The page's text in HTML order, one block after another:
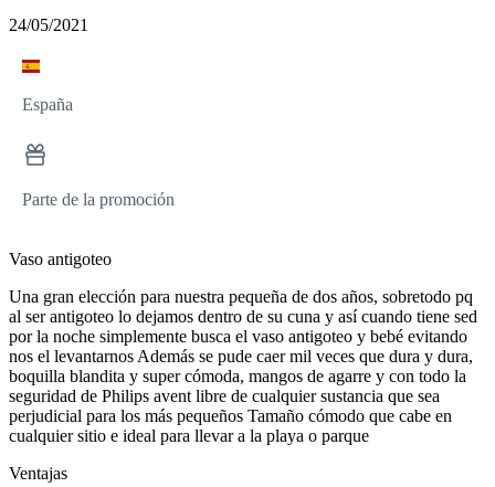
24/05/2021
España
Parte de la promoción
Vaso antigoteo
Una gran elección para nuestra pequeña de dos años, sobretodo pq
al ser antigoteo lo dejamos dentro de su cuna y así cuando tiene sed
por la noche simplemente busca el vaso antigoteo y bebé evitando
nos el levantarnos Además se pude caer mil veces que dura y dura,
boquilla blandita y super cómoda, mangos de agarre y con todo la
seguridad de Philips avent libre de cualquier sustancia que sea
perjudicial para los más pequeños Tamaño cómodo que cabe en
cualquier sitio e ideal para llevar a la playa o parque
Ventajas